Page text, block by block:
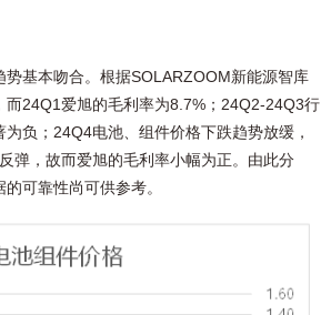
基本吻合。根据SOLARZOOM新能源智库
24Q1爱旭的毛利率为8.7%；24Q2-24Q3行
负；24Q4电池、组件价格下跌趋势放缓，
弹，故而爱旭的毛利率小幅为正。由此分
可靠性尚可供参考。